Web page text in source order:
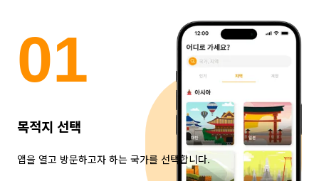
01
목적지 선택
앱을 열고 방문하고자 하는 국가를 선택합니다.